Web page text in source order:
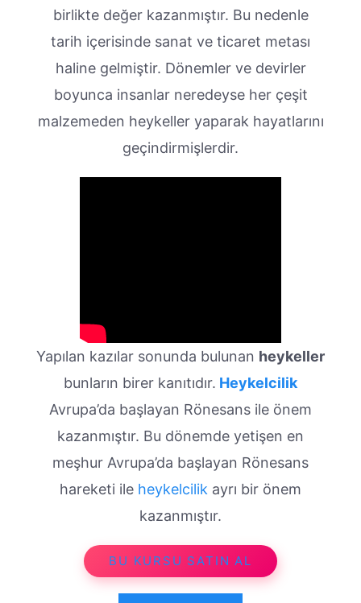
birlikte değer kazanmıştır. Bu nedenle
tarih içerisinde sanat ve ticaret metası
haline gelmiştir. Dönemler ve devirler
boyunca insanlar neredeyse her çeşit
malzemeden heykeller yaparak hayatlarını
geçindirmişlerdir.
Yapılan kazılar sonunda bulunan heykeller
bunların birer kanıtıdır. Heykelcilik
Avrupa’da başlayan Rönesans ile önem
kazanmıştır. Bu dönemde yetişen en
meşhur Avrupa’da başlayan Rönesans
hareketi ile heykelcilik ayrı bir önem
kazanmıştır.
BU KURSU SATIN AL